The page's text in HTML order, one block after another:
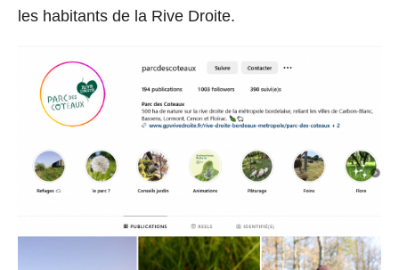
les habitants de la Rive Droite.